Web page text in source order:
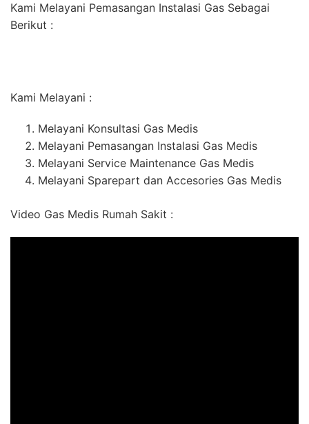
Kami Melayani Pemasangan Instalasi Gas Sebagai
Berikut :
Kami Melayani :
Melayani Konsultasi Gas Medis
Melayani Pemasangan Instalasi Gas Medis
Melayani Service Maintenance Gas Medis
Melayani Sparepart dan Accesories Gas Medis
Video Gas Medis Rumah Sakit :